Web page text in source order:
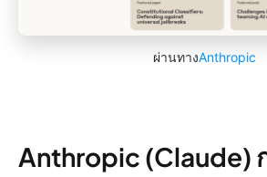
ผ่านทางAnthropic
Anthropic (Claude)